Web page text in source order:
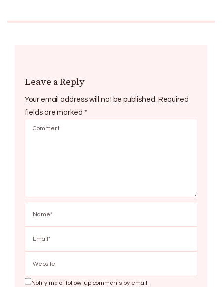
Leave a Reply
Your email address will not be published. Required
fields are marked *
Notify me of follow-up comments by email.